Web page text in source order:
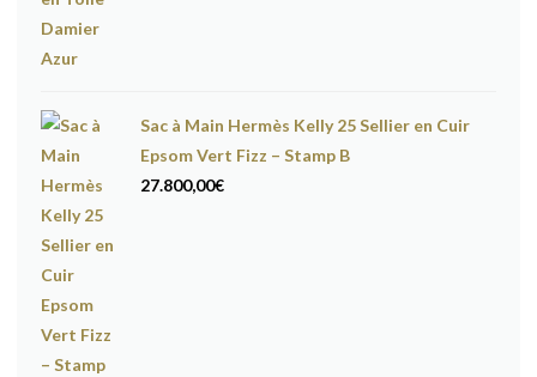
Sac à Main Hermès Kelly 25 Sellier en Cuir
Epsom Vert Fizz – Stamp B
27.800,00€